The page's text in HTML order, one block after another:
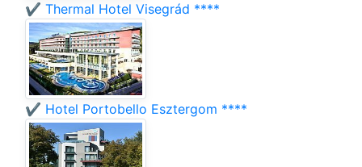
✔️ Thermal Hotel Visegrád ****
✔️ Hotel Portobello Esztergom ****